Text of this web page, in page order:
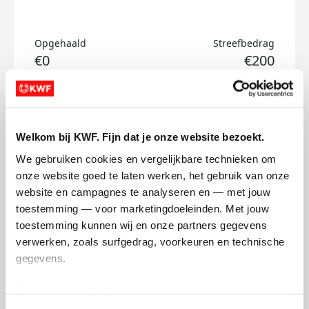
Welkom bij KWF. Fijn dat je onze website bezoekt.
We gebruiken cookies en vergelijkbare technieken om
onze website goed te laten werken, het gebruik van onze
website en campagnes te analyseren en — met jouw
toestemming — voor marketingdoeleinden. Met jouw
toestemming kunnen wij en onze partners gegevens
verwerken, zoals surfgedrag, voorkeuren en technische
gegevens.
Opgehaald
€0
Streefbedrag
€200
Doneer
Yaell's badges